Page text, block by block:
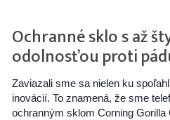
Ochranné sklo s až
odolnosťou proti
Zaviazali sme sa nielen ku
inovácií. To znamená, že sme
ochranným sklom Corning